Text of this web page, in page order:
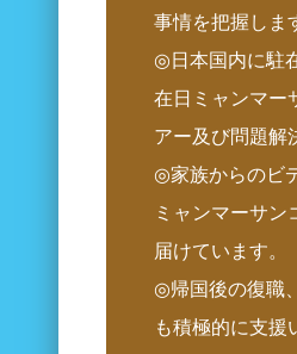
事情を把握しま
◎日本国内に駐
在日ミャンマー
アー及び問題解
◎家族からのビ
ミャンマーサン
届けています。
◎帰国後の復職
も積極的に支援